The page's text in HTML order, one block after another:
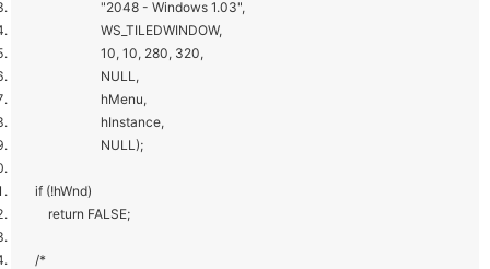
"2048 - Windows 1.03",
WS_TILEDWINDOW,
10, 10, 280, 320,
NULL,
hMenu,
hInstance,
NULL);
if (!hWnd)
return FALSE;
/*